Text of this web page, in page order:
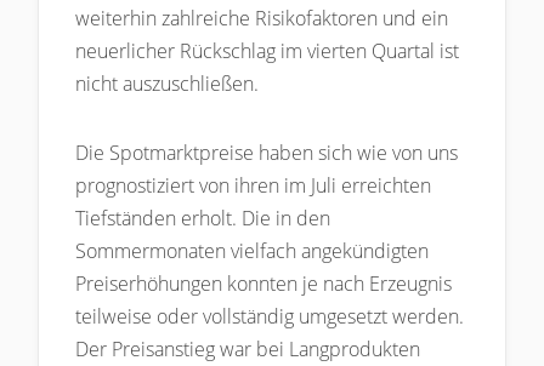
weiterhin zahlreiche Risikofaktoren und ein
neuerlicher Rückschlag im vierten Quartal ist
nicht auszuschließen.
Die Spotmarktpreise haben sich wie von uns
prognostiziert von ihren im Juli erreichten
Tiefständen erholt. Die in den
Sommermonaten vielfach angekündigten
Preiserhöhungen konnten je nach Erzeugnis
teilweise oder vollständig umgesetzt werden.
Der Preisanstieg war bei Langprodukten